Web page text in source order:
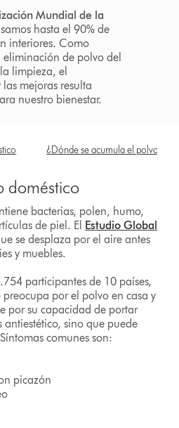
Mundial de la
hasta el 90% de
interiores. Como
de polvo del
limpieza, el
mejoras resulta
nuestro bienestar.
¿Dónde se acumula el polvo?
doméstico
bacterias, polen, humo,
de piel. El Estudio Global
se desplaza por el aire antes
y muebles.
participantes de 10 países,
preocupa por el polvo en casa y
por su capacidad de portar
antiestético, sino que puede
comunes son:
picazón